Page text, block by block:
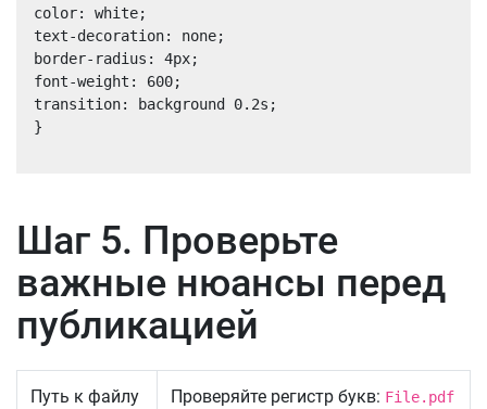
color: white;
text-decoration: none;
border-radius: 4px;
font-weight: 600;
transition: background 0.2s;
Шаг 5. Проверьте
важные нюансы перед
публикацией
Путь к файлу Проверяйте регистр букв: File.pdf